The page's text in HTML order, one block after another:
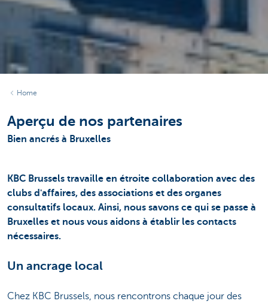
Home
Aperçu de nos partenaires
Bien ancrés à Bruxelles
KBC Brussels travaille en étroite collaboration avec des
clubs d'affaires, des associations et des organes
consultatifs locaux. Ainsi, nous savons ce qui se passe à
Bruxelles et nous vous aidons à établir les contacts
nécessaires.
Un ancrage local
Chez KBC Brussels, nous rencontrons chaque jour des